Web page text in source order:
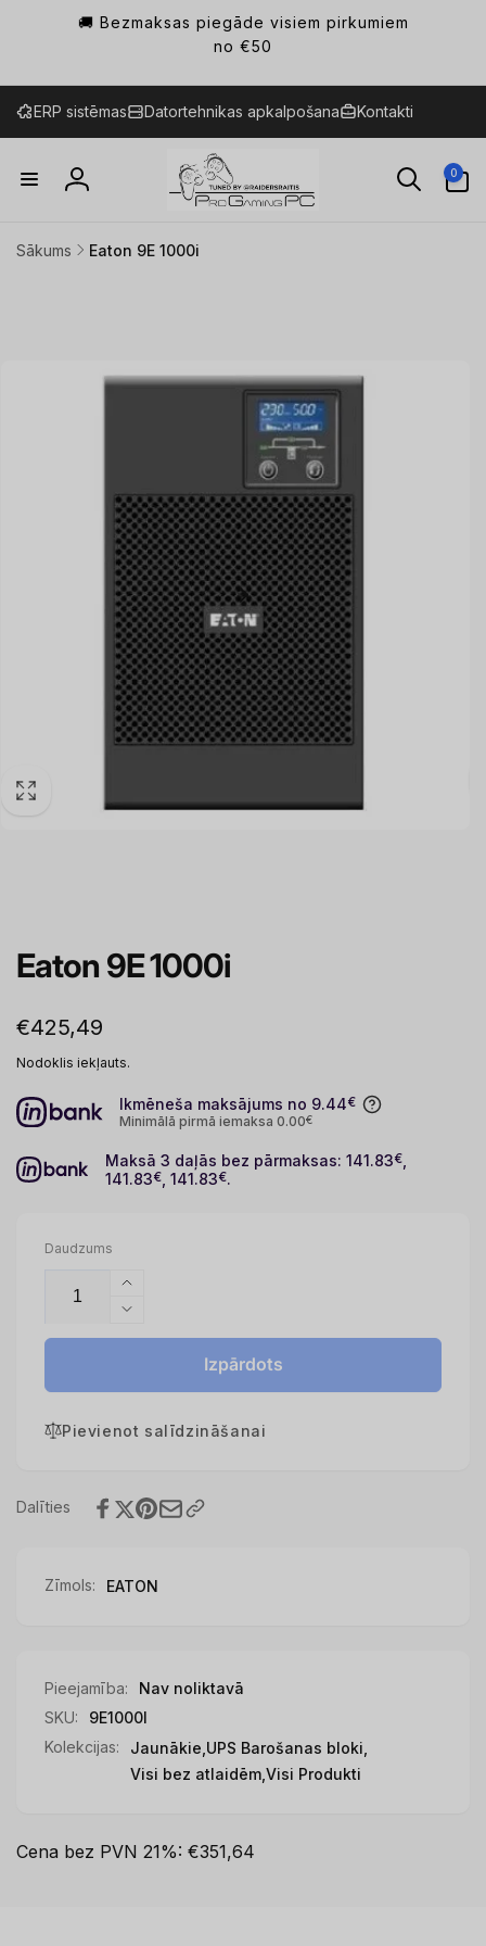
🚚 Bezmaksas piegāde visiem pirkumiem
no €50
ERP sistēmas Datortehnikas apkalpošana Kontakti
Ienākt
0
preces
Sākums
Eaton 9E 1000i
Eaton 9E 1000i
Parastā
cena
€425,49
Nodoklis iekļauts.
Ikmēneša maksājums no 9.44€
Minimālā pirmā iemaksa 0.00€
Maksā 3 daļās bez pārmaksas: 141.83€
141.83€ , 141.83€.
Daudzums
Palielināt
daudzumu
priekš
Samazināt
daudzumu
Eaton
1000i
Izpārdots
Pievienot salīdzināšanai
Dalīties
Zīmols: EATON
Pieejamība:
Nav noliktavā
SKU:
9E1000I
Kolekcijas:
Jaunākie, UPS Barošanas bloki,
Visi bez atlaidēm, Visi Produkti
Cena bez PVN 21%: €351,64